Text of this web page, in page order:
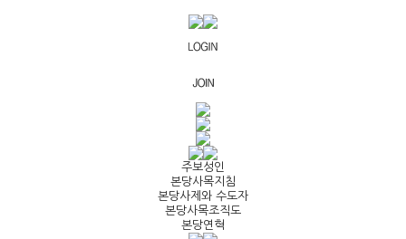
주보성인
본당사목지침
본당사제와 수도자
본당사목조직도
본당연혁